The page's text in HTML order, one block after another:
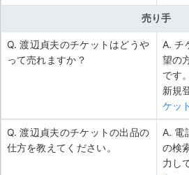
売り手
Q. 渡辺貞夫のチケットはどうや
って売れますか？
A. チ
望の
です
新規
ケッ
Q. 渡辺貞夫のチケットの出品の
仕方を教えてください。
A. 電
の検
力し